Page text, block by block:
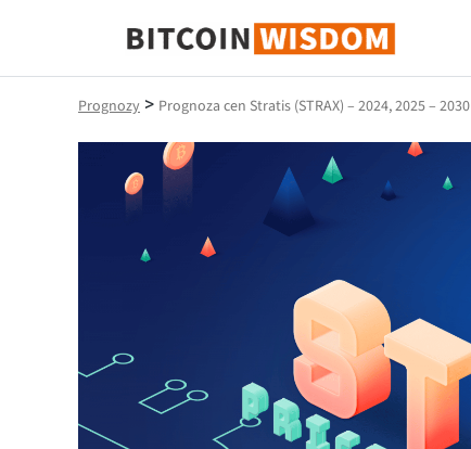
Mądrość Bitcoina
Prognozy > Prognoza cen Stratis (STRAX) – 2024, 2025 – 2030